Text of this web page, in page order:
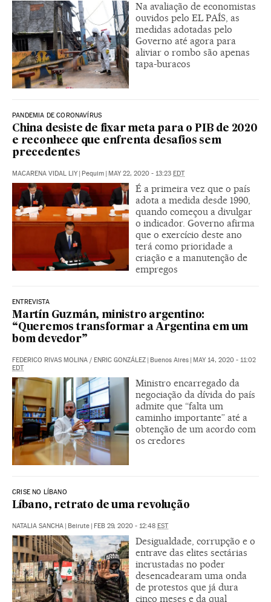
Na avaliação de economistas
ouvidos pelo EL PAÍS, as
medidas adotadas pelo
Governo até agora para
aliviar o rombo são apenas
tapa-buracos
PANDEMIA DE CORONAVÍRUS
China desiste de fixar meta para o PIB de 2020
e reconhece que enfrenta desafios sem
precedentes
MACARENA VIDAL LIY Pequim MAY 22, 2020 - 13:23 EDT
É a primeira vez que o país
adota a medida desde 1990,
quando começou a divulgar
o indicador. Governo afirma
que o exercício deste ano
terá como prioridade a
criação e a manutenção de
empregos
ENTREVISTA
Martín Guzmán, ministro argentino:
“Queremos transformar a Argentina em um
bom devedor”
FEDERICO RIVAS MOLINA / ENRIC GONZÁLEZ Buenos Aires
MAY 14, 2020 - 11:02
EDT
Ministro encarregado da
negociação da dívida do país
admite que “falta um
caminho importante” até a
obtenção de um acordo com
os credores
CRISE NO LÍBANO
Líbano, retrato de uma revolução
NATALIA SANCHA Beirute FEB 29, 2020 - 12:48 EST
Desigualdade, corrupção e o
entrave das elites sectárias
incrustadas no poder
desencadearam uma onda
de protestos que já dura
cinco meses e da qual